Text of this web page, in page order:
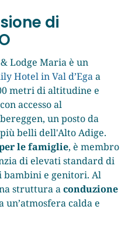
di
Lodge Maria è un
Hotel in Val d’Egaa
metri di altitudine e
con accesso al
un posto da
belli dell'Alto Adige.
le famiglie, è membro
di elevati standard di
bambini e genitori. Al
struttura aconduzione
un’atmosfera calda e